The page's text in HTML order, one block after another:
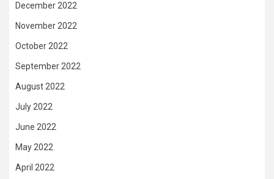
December 2022
November 2022
October 2022
September 2022
August 2022
July 2022
June 2022
May 2022
April 2022